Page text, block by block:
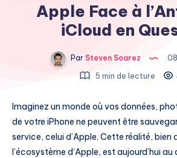
Apple Face à
iCloud en
ParSteven Soarez
5 min de lecture
Imaginez un monde où vos données,
de votre iPhone ne peuvent être
service, celui d’Apple. Cette réalité, bien
l’écosystème d’Apple, est aujourd’hui